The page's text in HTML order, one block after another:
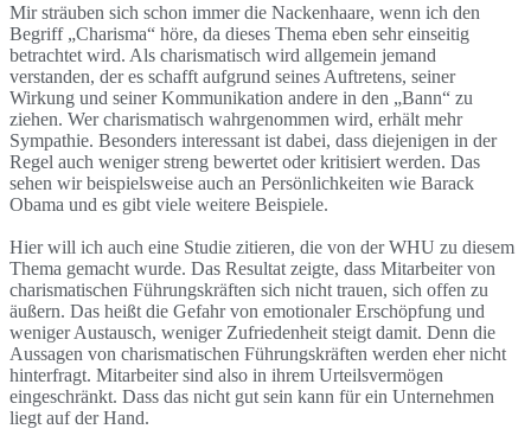
Mir sträuben sich schon immer die Nackenhaare, wenn ich den
Begriff „Charisma“ höre, da dieses Thema eben sehr einseitig
betrachtet wird. Als charismatisch wird allgemein jemand
verstanden, der es schafft aufgrund seines Auftretens, seiner
Wirkung und seiner Kommunikation andere in den „Bann“ zu
ziehen. Wer charismatisch wahrgenommen wird, erhält mehr
Sympathie. Besonders interessant ist dabei, dass diejenigen in der
Regel auch weniger streng bewertet oder kritisiert werden. Das
sehen wir beispielsweise auch an Persönlichkeiten wie Barack
Obama und es gibt viele weitere Beispiele.
Hier will ich auch eine Studie zitieren, die von der WHU zu diesem
Thema gemacht wurde. Das Resultat zeigte, dass Mitarbeiter von
charismatischen Führungskräften sich nicht trauen, sich offen zu
äußern. Das heißt die Gefahr von emotionaler Erschöpfung und
weniger Austausch, weniger Zufriedenheit steigt damit. Denn die
Aussagen von charismatischen Führungskräften werden eher nicht
hinterfragt. Mitarbeiter sind also in ihrem Urteilsvermögen
eingeschränkt. Dass das nicht gut sein kann für ein Unternehmen
liegt auf der Hand.